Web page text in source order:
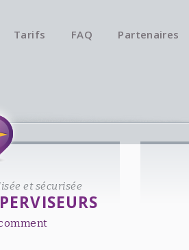
Tarifs FAQ Partenaires
et sécurisée